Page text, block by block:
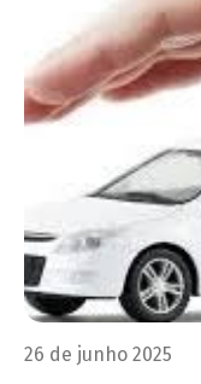
26 de junho 2025